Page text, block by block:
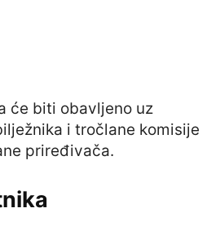
će biti obavljeno uz
i tročlane komisije
priređivača.